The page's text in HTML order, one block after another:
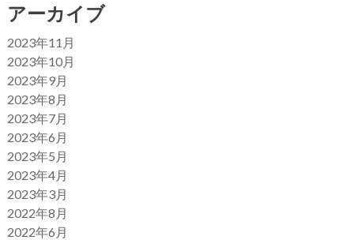
アーカイブ
2023年11月
2023年10月
2023年9月
2023年8月
2023年7月
2023年6月
2023年5月
2023年4月
2023年3月
2022年8月
2022年6月